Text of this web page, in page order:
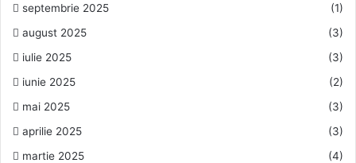
septembrie 2025
(1)
august 2025
(3)
iulie 2025
(3)
iunie 2025
(2)
mai 2025
(3)
aprilie 2025
(3)
martie 2025
(4)